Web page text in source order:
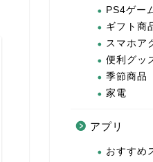
PS4ゲー
ギフト商
スマホア
便利グッ
季節商品
家電
アプリ
おすすめ